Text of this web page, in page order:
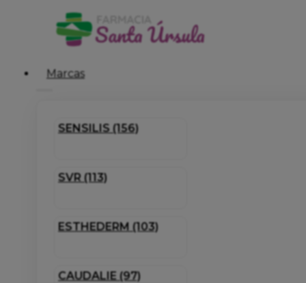
Marcas
SENSILIS (156)
SVR (113)
ESTHEDERM (103)
CAUDALIE (97)